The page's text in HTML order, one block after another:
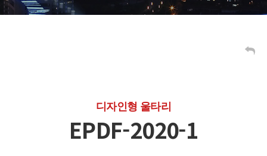
디자인형 울타리
EPDF-2020-1